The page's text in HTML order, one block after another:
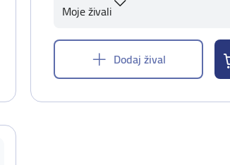
Moje živali
Dodaj žival